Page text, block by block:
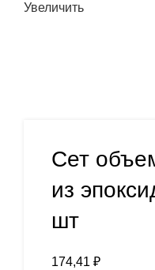
Увеличить
Сет
из
шт
174,41 ₽